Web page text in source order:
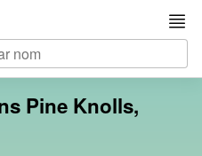
Pine Knolls,